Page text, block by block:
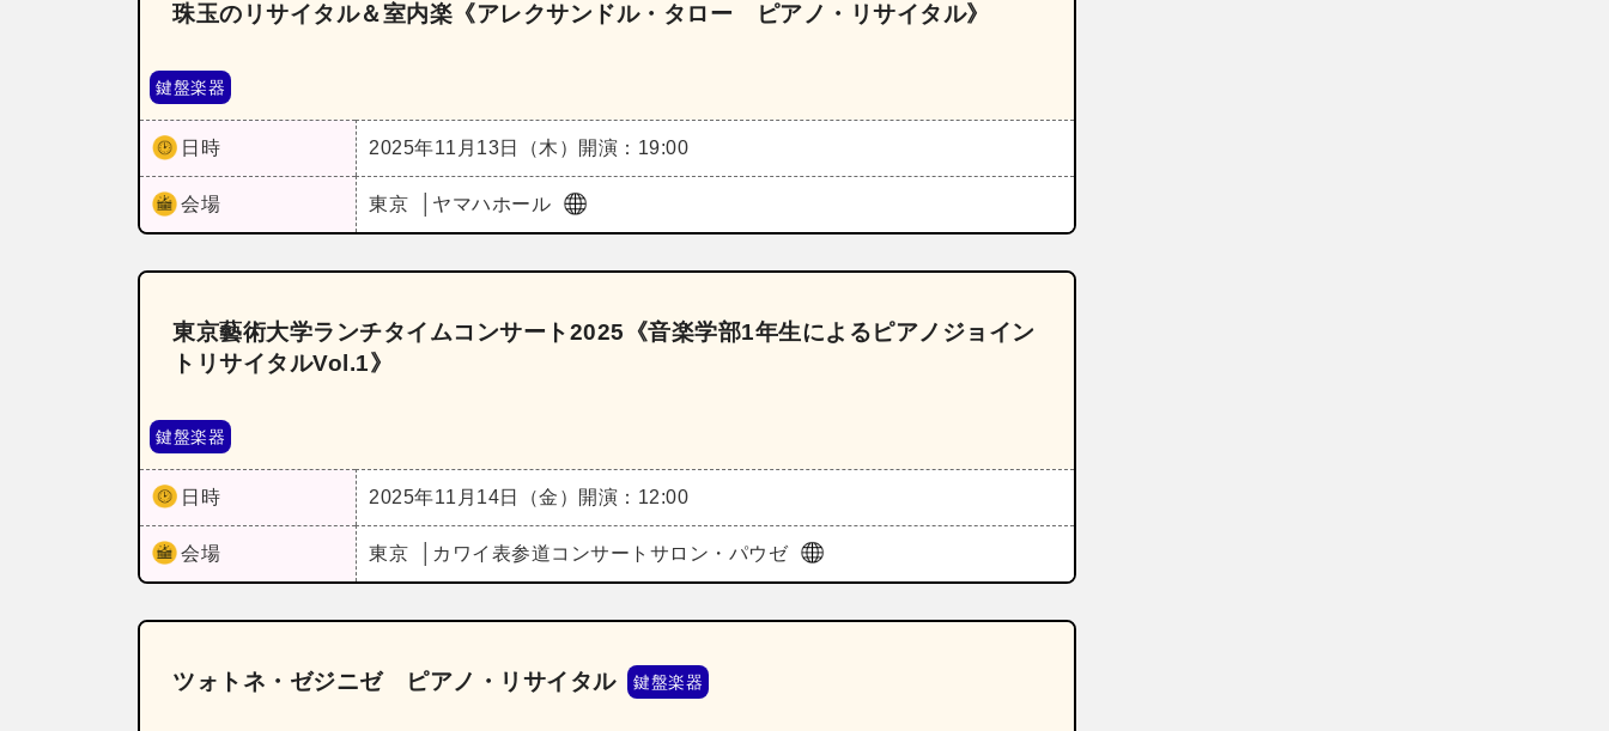
珠玉のリサイタル＆室内楽《アレクサンドル・タロー ピアノ・リサイタル》
鍵盤楽器
日時 2025年11月13日（木） 開演：19:00
会場 東京 ヤマハホール
東京藝術大学ランチタイムコンサート2025《音楽学部1年生によるピアノジョイン
トリサイタルVol.1》
鍵盤楽器
日時 2025年11月14日（金） 開演：12:00
会場 東京 カワイ表参道コンサートサロン・パウゼ
ツォトネ・ゼジニゼ ピアノ・リサイタル 鍵盤楽器